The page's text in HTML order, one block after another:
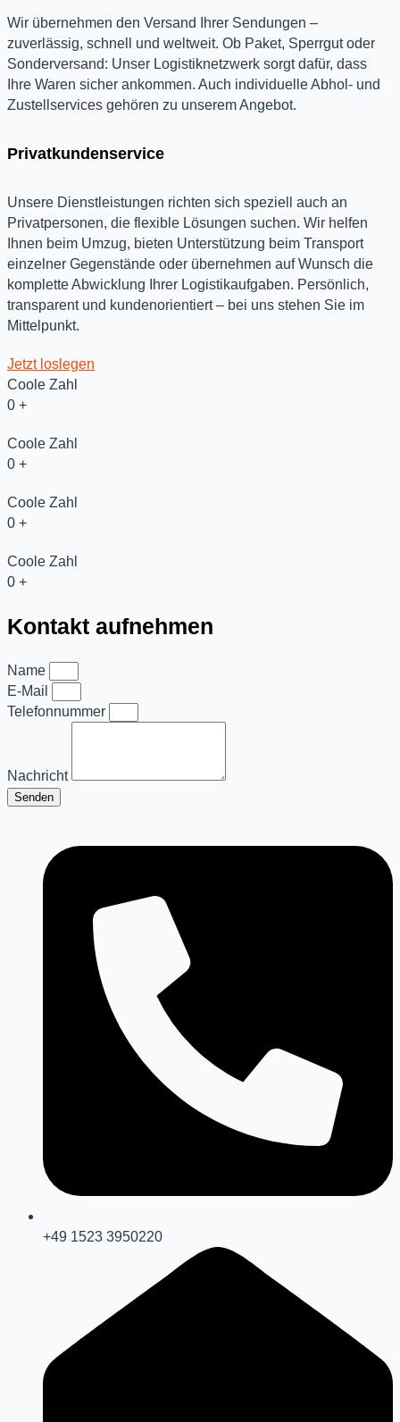
Wir übernehmen den Versand Ihrer Sendungen –
zuverlässig, schnell und weltweit. Ob Paket, Sperrgut oder
Sonderversand: Unser Logistiknetzwerk sorgt dafür, dass
Ihre Waren sicher ankommen. Auch individuelle Abhol- und
Zustellservices gehören zu unserem Angebot.
Privatkundenservice
Unsere Dienstleistungen richten sich speziell auch an
Privatpersonen, die flexible Lösungen suchen. Wir helfen
Ihnen beim Umzug, bieten Unterstützung beim Transport
einzelner Gegenstände oder übernehmen auf Wunsch die
komplette Abwicklung Ihrer Logistikaufgaben. Persönlich,
transparent und kundenorientiert – bei uns stehen Sie im
Mittelpunkt.
Jetzt loslegen
Coole Zahl
0 +
Coole Zahl
0 +
Coole Zahl
0 +
Coole Zahl
0 +
Kontakt aufnehmen
Name
E-Mail
Telefonnummer
Nachricht
Senden
‪+49 1523 3950220‬